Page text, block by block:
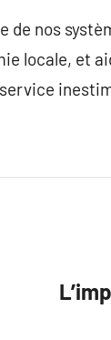
de nos
locale, et